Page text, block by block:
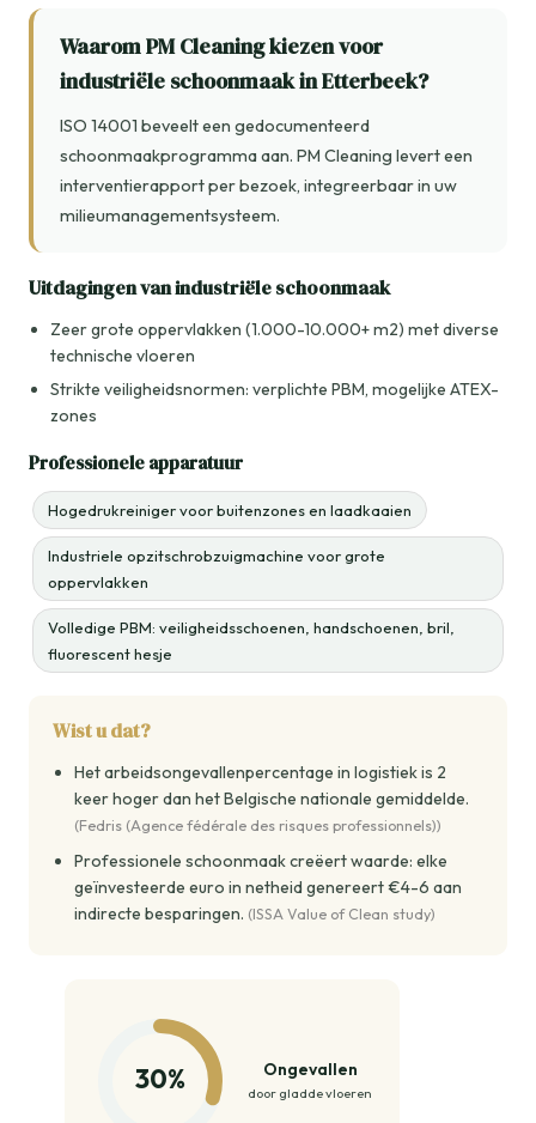
Waarom PM Cleaning kiezen voor
industriële schoonmaak in Etterbeek?
ISO 14001 beveelt een gedocumenteerd
schoonmaakprogramma aan. PM Cleaning levert een
interventierapport per bezoek, integreerbaar in uw
milieumanagementsysteem.
Uitdagingen van industriële schoonmaak
Zeer grote oppervlakken (1.000-10.000+ m2) met diverse
technische vloeren
Strikte veiligheidsnormen: verplichte PBM, mogelijke ATEX-
zones
Professionele apparatuur
Hogedrukreiniger voor buitenzones en laadkaaien
Industriele opzitschrobzuigmachine voor grote
oppervlakken
Volledige PBM: veiligheidsschoenen, handschoenen, bril,
fluorescent hesje
Wist u dat?
Het arbeidsongevallenpercentage in logistiek is 2
keer hoger dan het Belgische nationale gemiddelde.
(Fedris (Agence fédérale des risques professionnels))
Professionele schoonmaak creëert waarde: elke
geïnvesteerde euro in netheid genereert €4-6 aan
indirecte besparingen. (ISSA Value of Clean study)
30% Ongevallen
door gladde vloeren